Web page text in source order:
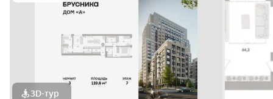
3D-тур